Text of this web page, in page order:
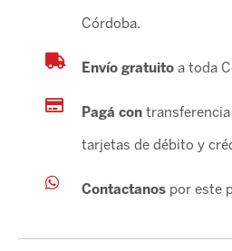
Córdoba.
Envío gratuitoa toda
Pagá contransferencia
tarjetas de débito y
Contactanospor este